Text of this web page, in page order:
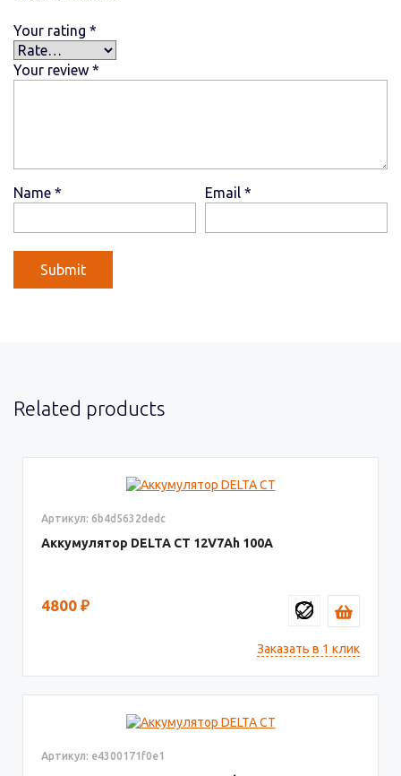
Your rating *
Your review *
Name * Email *
Related products
Артикул: 6b4d5632dedc
Аккумулятор DELTA СТ 12V7 100
4800 ₽
Заказать в 1 клик
Артикул: e4300171f0e1